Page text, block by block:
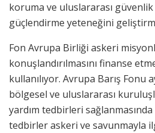
koruma ve uluslararası
güçlendirme yeteneğini
Fon Avrupa Birliği askeri
konuşlandırılmasını finanse
kullanılıyor. Avrupa Barış Fonu
bölgesel ve uluslararası
yardım tedbirleri sağlanmasında
tedbirler askeri ve savunmayla